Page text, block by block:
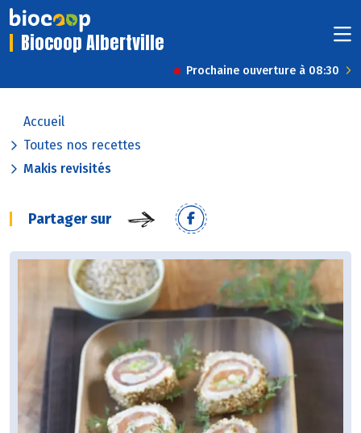
Biocoop Albertville
Prochaine ouverture à 08:30
Accueil
Toutes nos recettes
Makis revisités
Partager sur